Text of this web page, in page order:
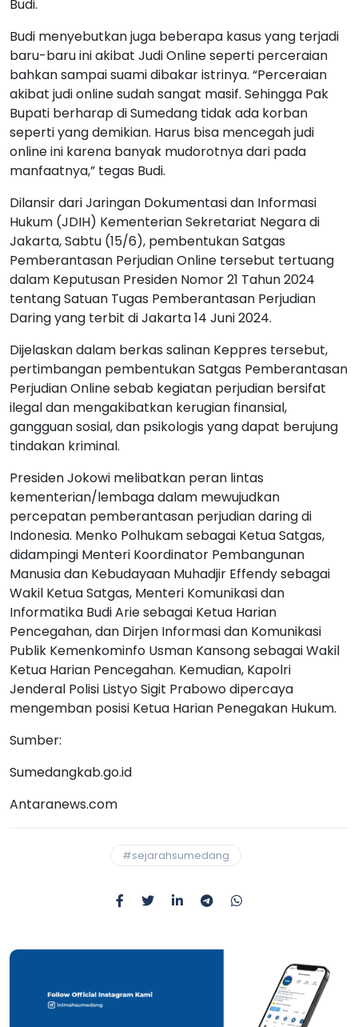
Budi.
Budi menyebutkan juga beberapa kasus yang terjadi
baru-baru ini akibat Judi Online seperti perceraian
bahkan sampai suami dibakar istrinya. “Perceraian
akibat judi online sudah sangat masif. Sehingga Pak
Bupati berharap di Sumedang tidak ada korban
seperti yang demikian. Harus bisa mencegah judi
online ini karena banyak mudorotnya dari pada
manfaatnya,” tegas Budi.
Dilansir dari Jaringan Dokumentasi dan Informasi
Hukum (JDIH) Kementerian Sekretariat Negara di
Jakarta, Sabtu (15/6), pembentukan Satgas
Pemberantasan Perjudian Online tersebut tertuang
dalam Keputusan Presiden Nomor 21 Tahun 2024
tentang Satuan Tugas Pemberantasan Perjudian
Daring yang terbit di Jakarta 14 Juni 2024.
Dijelaskan dalam berkas salinan Keppres tersebut,
pertimbangan pembentukan Satgas Pemberantasan
Perjudian Online sebab kegiatan perjudian bersifat
ilegal dan mengakibatkan kerugian finansial,
gangguan sosial, dan psikologis yang dapat berujung
tindakan kriminal.
Presiden Jokowi melibatkan peran lintas
kementerian/lembaga dalam mewujudkan
percepatan pemberantasan perjudian daring di
Indonesia. Menko Polhukam sebagai Ketua Satgas,
didampingi Menteri Koordinator Pembangunan
Manusia dan Kebudayaan Muhadjir Effendy sebagai
Wakil Ketua Satgas, Menteri Komunikasi dan
Informatika Budi Arie sebagai Ketua Harian
Pencegahan, dan Dirjen Informasi dan Komunikasi
Publik Kemenkominfo Usman Kansong sebagai Wakil
Ketua Harian Pencegahan. Kemudian, Kapolri
Jenderal Polisi Listyo Sigit Prabowo dipercaya
mengemban posisi Ketua Harian Penegakan Hukum.
Sumber:
Sumedangkab.go.id
Antaranews.com
#sejarahsumedang